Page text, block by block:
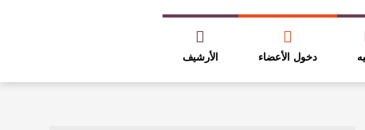
دخول الأعضاء الأرشيف